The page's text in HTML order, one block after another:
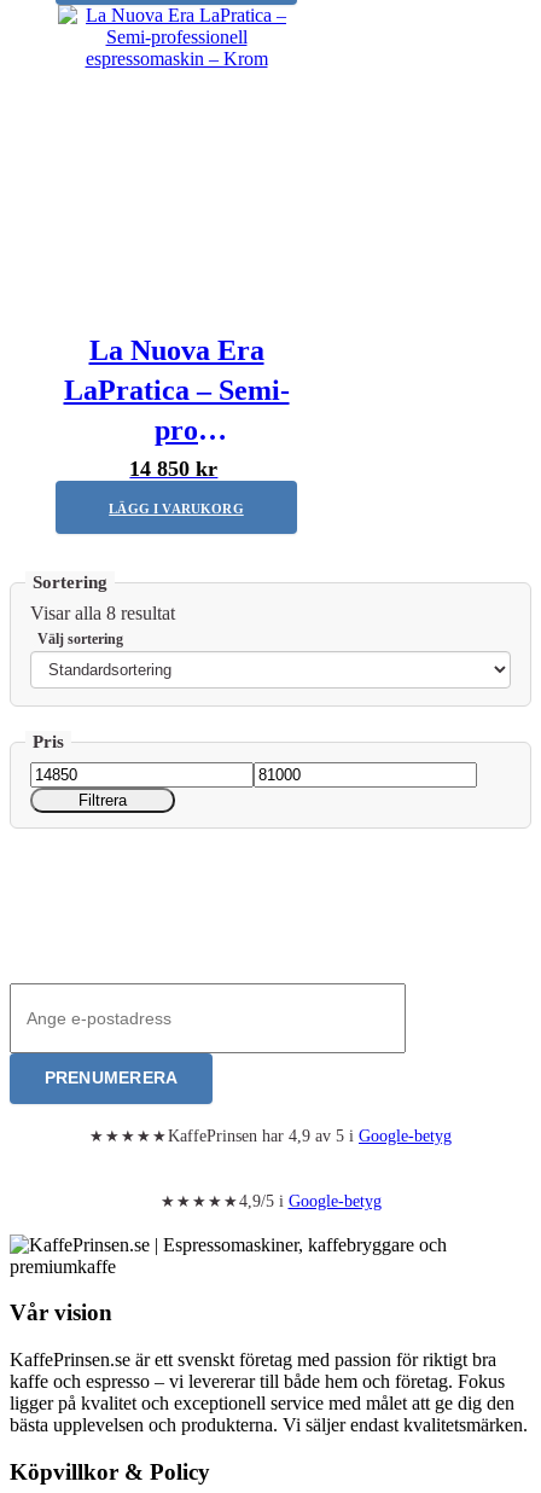
La Nuova Era
LaPratica – Semi-
pro
espressomaskin –
Krom
14 850 kr
LÄGG I VARUKORG
Visar alla 8 resultat
Min
pris
Max
pris
Filtrera
PRENUMERERA
★★★★★KaffePrinsen har 4,9 av 5 i Google-betyg
★★★★★4,9/5 i Google-betyg
Vår vision
KaffePrinsen.se är ett svenskt företag med passion för riktigt bra
kaffe och espresso – vi levererar till både hem och företag. Fokus
ligger på kvalitet och exceptionell service med målet att ge dig den
bästa upplevelsen och produkterna. Vi säljer endast kvalitetsmärken.
Köpvillkor & Policy